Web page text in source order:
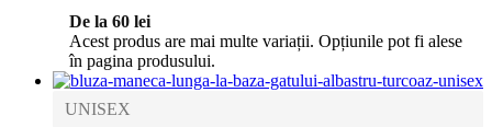
De la 60 lei
Acest produs are mai multe variații. Opțiunile pot fi alese
în pagina produsului.
UNISEX